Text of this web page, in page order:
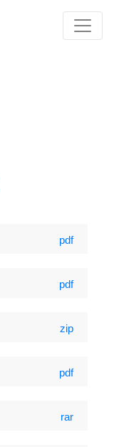
pdf
pdf
zip
pdf
rar